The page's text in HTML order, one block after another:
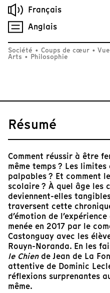
Français
Anglais
Société • Coups de cœur •
Arts • Philosophie
Résumé
Comment réussir à être
même temps ? Les
palpables ? Et comment
scolaire ? À quel âge les
deviennent-elles
traversent cette
d’émotion de
menée en 2017 par le
Castonguay avec les
Rouyn-Noranda. En les
le Chiende Jean de La
attentive de Dominic
réflexions surprenantes
même.